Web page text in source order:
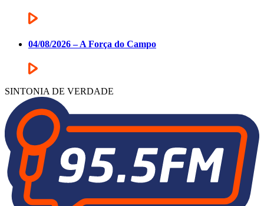
04/08/2026 – A Força do Campo
SINTONIA DE VERDADE